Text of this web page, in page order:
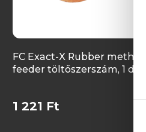
FC Exact-X Rubber method
feeder töltőszerszám, 1 db
1 221 Ft